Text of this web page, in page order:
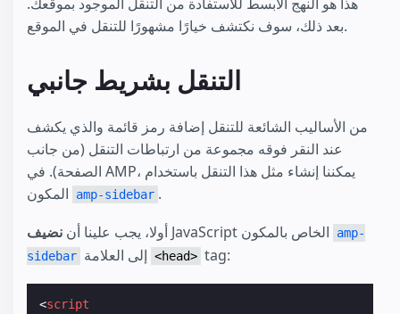
بعد ذلك، سوف نكتشف خيارًا مشهورًا للتنقل في الموقع.
التنقل بشريط جانبي
من الأساليب الشائعة للتنقل إضافة رمز قائمة والذي يكشف
عند النقر فوقه مجموعة من ارتباطات التنقل (من جانب
الصفحة). في AMP، يمكننا إنشاء مثل هذا التنقل باستخدام
amp-sidebar .
أولا، يجب علينا أن نضيف
amp-
sidebar
<head> tag:
<script